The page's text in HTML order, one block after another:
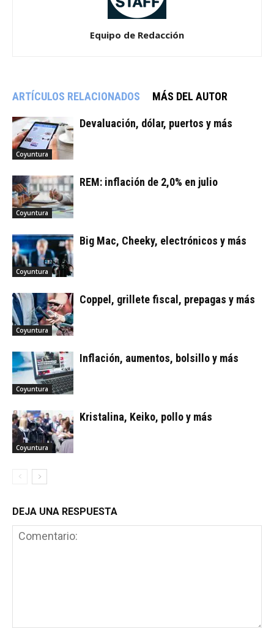
Equipo de Redacción
ARTÍCULOS RELACIONADOS MÁS DEL AUTOR
Coyuntura
Devaluación, dólar, puertos y más
Coyuntura
REM: inflación de 2,0% en julio
Coyuntura
Big Mac, Cheeky, electrónicos y más
Coyuntura
Coppel, grillete fiscal, prepagas y más
Coyuntura
Inflación, aumentos, bolsillo y más
Coyuntura
Kristalina, Keiko, pollo y más
DEJA UNA RESPUESTA